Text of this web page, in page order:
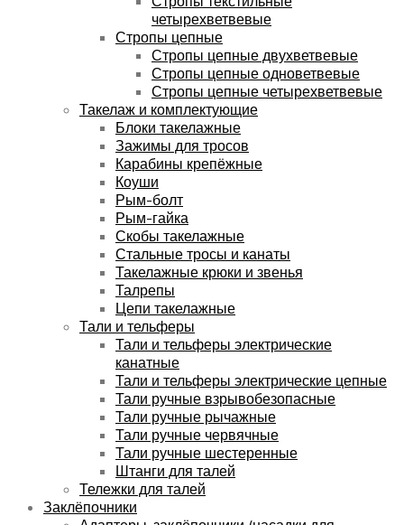
четырехветвевые
Стропы цепные
Стропы цепные двухветвевые
Стропы цепные одноветвевые
Стропы цепные четырехветвевые
Такелаж и комплектующие
Блоки такелажные
Зажимы для тросов
Карабины крепёжные
Коуши
Рым-болт
Рым-гайка
Скобы такелажные
Стальные тросы и канаты
Такелажные крюки и звенья
Талрепы
Цепи такелажные
Тали и тельферы
Тали и тельферы электрические
канатные
Тали и тельферы электрические цепные
Тали ручные взрывобезопасные
Тали ручные рычажные
Тали ручные червячные
Тали ручные шестеренные
Штанги для талей
Тележки для талей
Заклёпочники